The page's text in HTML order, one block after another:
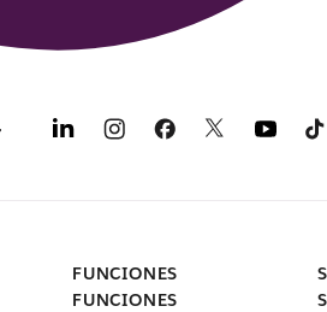
FUNCIONES
FUNCIONES